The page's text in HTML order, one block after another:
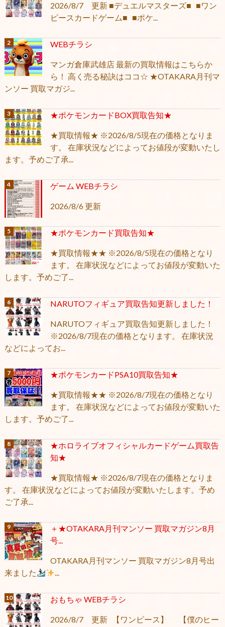
2026/8/7 更新 ■デュエルマスターズ■ ■ワン
ピースカードゲーム■ ■ポケ...
WEBチラシ
マンガ倉庫武雄店 最新の買取情報はこちらか
ら！ 高く売る秘訣はココ☆ ★OTAKARA月刊マ
ンソー 買取マガジ...
★ポケモンカードBOX買取告知★
★買取情報★ ※2026/8/5現在の価格となりま
す。 在庫状況などによってお値段が変動いたし
ます。予めご了承...
ゲーム WEBチラシ
2026/8/6 更新
★ポケモンカード買取告知★
★買取情報★★ ※2026/8/5現在の価格となり
ます。 在庫状況などによってお値段が変動いた
します。予めご了...
NARUTOフィギュア買取告知更新しました！
NARUTOフィギュア買取告知更新しました！
※2026/8/7現在の価格となります。 在庫状況
などによってお...
★ポケモンカードPSA10買取告知★
★買取情報★★ ※2026/8/7現在の価格となり
ます。 在庫状況などによってお値段が変動いた
します。予めご了...
★ホロライブオフィシャルカードゲーム買取告
知★
★買取情報★ ※2026/8/7現在の価格となりま
す。 在庫状況などによってお値段が変動いたします。予め
ご了承...
＋★OTAKARA月刊マンソー 買取マガジン8月
号...
OTAKARA月刊マンソー 買取マガジン8月号出
来ました
...
おもちゃ WEBチラシ
2026/8/7 更新 【ワンピース】 【僕のヒー